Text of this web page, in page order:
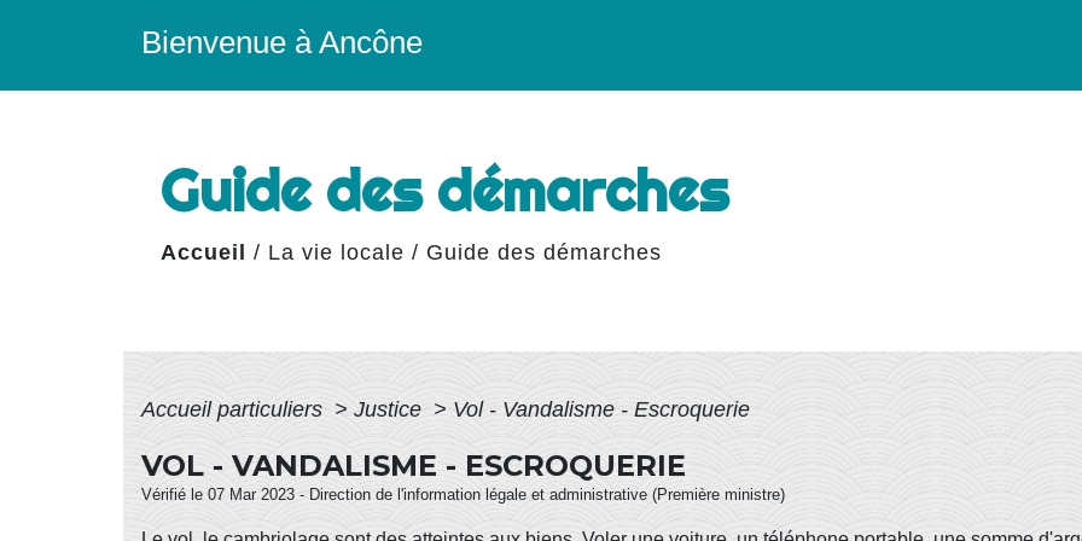
Bienvenue à Ancône
Guide des démarches
Accueil / La vie locale / Guide des démarches
Accueil particuliers > Justice > Vol - Vandalisme - Escroquerie
VOL - VANDALISME - ESCROQUERIE
Vérifié le 07 Mar 2023 - Direction de l'information légale et administrative (Première ministre)